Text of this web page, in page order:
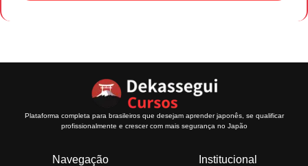
Plataforma completa para brasileiros que desejam aprender japonês, se qualificar
profissionalmente e crescer com mais segurança no Japão
Navegação Institucional